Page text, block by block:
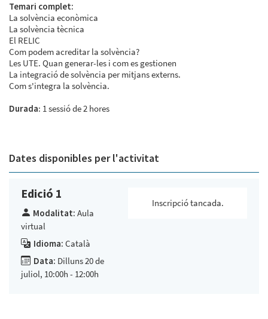
Temari complet:
La solvència econòmica
La solvència tècnica
El RELIC
Com podem acreditar la solvència?
Les UTE. Quan generar-les i com es gestionen
La integració de solvència per mitjans externs.
Com s'integra la solvència.
Durada: 1 sessió de 2 hores
Dates disponibles per l'activitat
Edició 1
Modalitat: Aula
virtual
Idioma: Català
Data: Dilluns 20 de
juliol, 10:00h - 12:00h
Inscripció tancada.